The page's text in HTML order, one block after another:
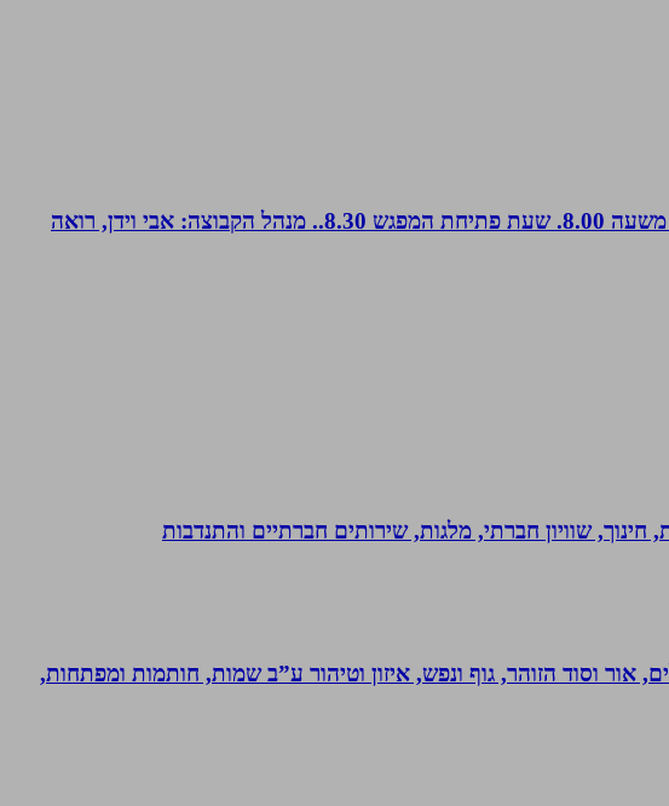
קבוצת נטוורקינג זומית קטנה ואיכותית. בין המשכימות ראשונות. נפגשת בימי חמישי אחת לשבועיים החל משעה 8.00. שעת פתיחת המפגש 8.30.. מנהל הקבוצה: אבי וידן, רואה
חינוך, שוויון חברתי, מלגות, שירותים חברתיים והתנדבות
אור וסוד הזוהר, גוף ונפש, איזון וטיהור ע”ב שמות, חותמות ומפתחות,